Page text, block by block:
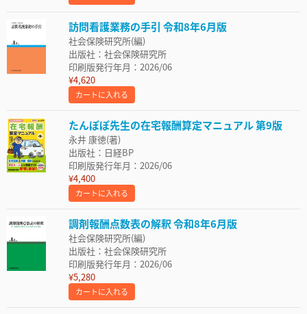
訪問看護業務の手引 令和8年6月版
社会保険研究所(編)
出版社：社会保険研究所
印刷版発行年月：2026/06
¥4,620
カートに入れる
たんぽぽ先生の在宅報酬算定マニュアル 第9版
永井 康徳(著)
出版社：日経BP
印刷版発行年月：2026/06
¥4,400
カートに入れる
調剤報酬点数表の解釈 令和8年6月版
社会保険研究所(編)
出版社：社会保険研究所
印刷版発行年月：2026/06
¥5,280
カートに入れる